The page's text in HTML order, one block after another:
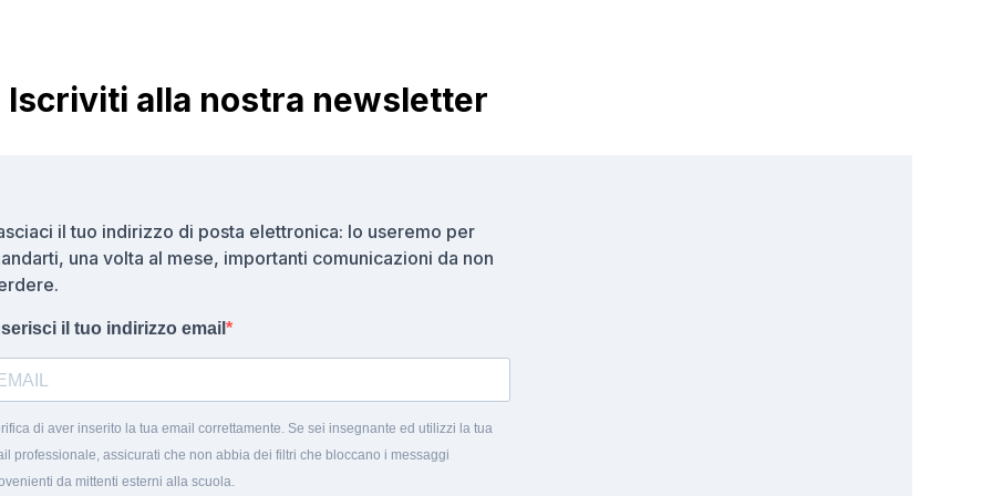
Iscriviti alla nostra newsletter
il tuo indirizzo di posta elettronica: lo useremo per
una volta al mese, importanti comunicazioni da non
il tuo indirizzo email
di aver inserito la tua email correttamente. Se sei insegnante ed utilizzi la tua
professionale, assicurati che non abbia dei filtri che bloccano i messaggi
da mittenti esterni alla scuola.